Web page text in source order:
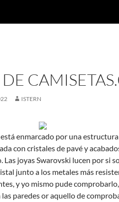
DE
ISTERN
enmarcado por una estructura
con cristales de pavé y
joyas Swarovski lucen por si
junto a los metales más
y yo mismo pude
paredes or aquello de